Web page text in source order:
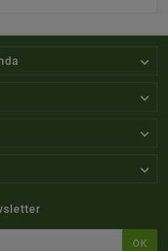




OK